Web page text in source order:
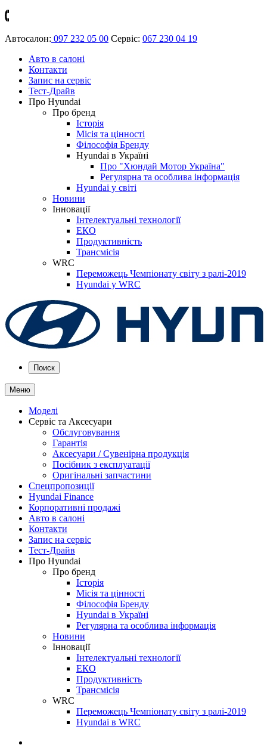
Автосалон: 097 232 05 00 Сервіс: 067 230 04 19
Авто в салоні
Контакти
Запис на сервіс
Тест-Драйв
Про Hyundai
Про бренд
Історія
Місія та цінності
Філософія Бренду
Hyundai в Україні
Про "Хюндай Мотор Україна"
Регулярна та особлива інформація
Hyundai у світі
Новини
Інновації
Інтелектуальні технології
ЕКО
Продуктивність
Трансмісія
WRC
Переможець Чемпіонату світу з ралі-2019
Hyundai у WRC
Поиск
Меню
Моделі
Сервіс та Аксесуари
Обслуговування
Гарантія
Аксесуари / Сувенірна продукція
Посібник з експлуатації
Оригінальні запчастини
Спецпропозиції
Hyundai Finance
Корпоративні продажі
Авто в салоні
Контакти
Запис на сервіс
Тест-Драйв
Про Hyundai
Про бренд
Історія
Місія та цінності
Філософія Бренду
Hyundai в Україні
Регулярна та особлива інформація
Новини
Інновації
Інтелектуальні технології
ЕКО
Продуктивність
Трансмісія
WRC
Переможець Чемпіонату світу з ралі-2019
Hyundai в WRC